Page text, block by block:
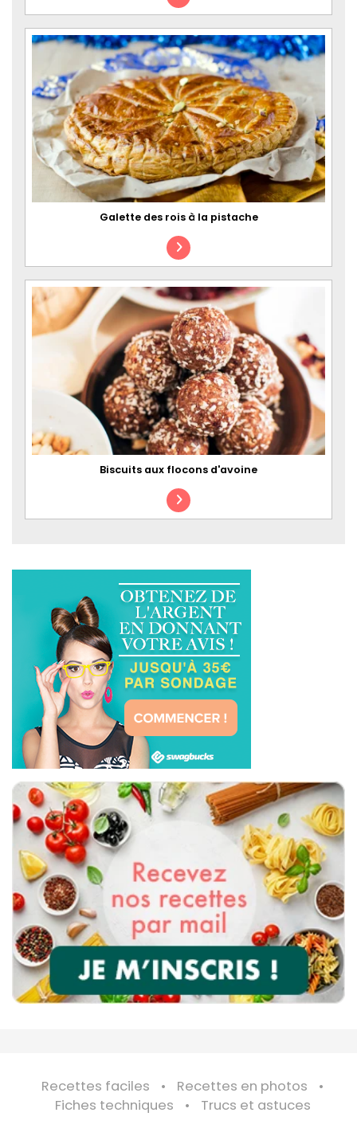
Galette des rois à la pistache
Biscuits aux flocons d'avoine
Recettes faciles
Recettes en photos
Fiches techniques
Trucs et astuces